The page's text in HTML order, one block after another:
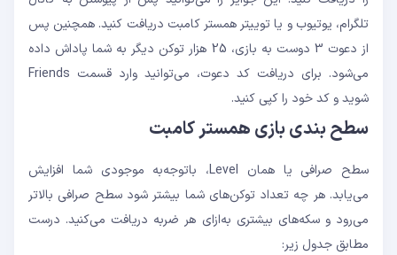
تلگرام، یوتیوب و یا توییتر همستر کامبت دریافت کنید. همچنین پس
از دعوت 3 دوست به بازی، 25 هزار توکن دیگر به شما پاداش داده
می‌شود. برای دریافت کد دعوت، می‌توانید وارد قسمت Friends
شوید و کد خود را کپی کنید.
سطح بندی بازی همستر کامبت
سطح صرافی یا همان Level، باتوجه‌به موجودی شما افزایش
می‌یابد. هر چه تعداد توکن‌های شما بیشتر شود سطح صرافی بالاتر
می‌رود و سکه‌های بیشتری به‌ازای هر ضربه دریافت می‌کنید. درست
مطابق جدول زیر: